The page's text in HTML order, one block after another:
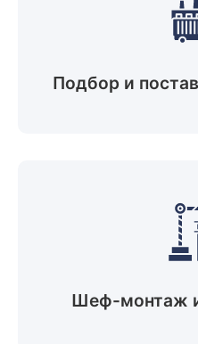
Подбор и
Шеф-монтаж